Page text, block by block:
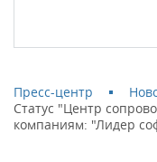
Пресс-центр
Статус "Центр
компаниям: "Лидер